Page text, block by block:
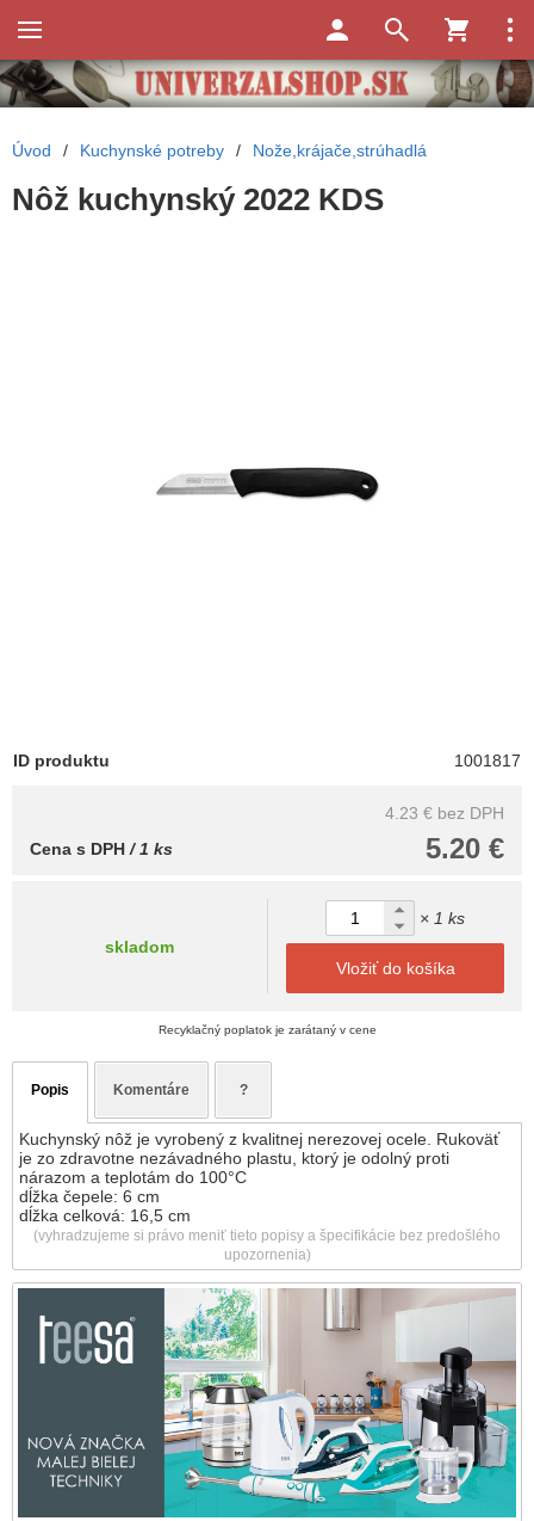
Úvod / Kuchynské potreby / Nože,krájače,strúhadlá
Nôž kuchynský 2022 KDS
ID produktu 1001817
4.23 € bez DPH
5.20 €
Cena s DPH/ 1 ks
skladom
× 1 ks
Vložiť do košíka
Recyklačný poplatok je zarátaný v cene
Popis Komentáre ?
Kuchynský nôž je vyrobený z kvalitnej nerezovej ocele. Rukoväť
je zo zdravotne nezávadného plastu, ktorý je odolný proti
nárazom a teplotám do 100°C
dĺžka čepele: 6 cm
dĺžka celková: 16,5 cm
(vyhradzujeme si právo meniť tieto popisy a špecifikácie bez predošlého
upozornenia)